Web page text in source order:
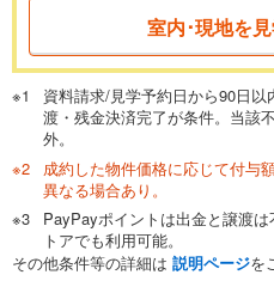
一般的には最長35年まで借り
が完済時の年齢は80歳までを
閉じる
頭金
0万円
自己資金から住宅購入にかけ
い。一般的には物件価格の2
閉じる
ボーナス
室内･現地を
資料請求/見学予約日から90日
渡・残金決済完了が条件。当該
外。
成約した物件価格に応じて付与
異なる場合あり。
PayPayポイントは出金と譲渡
トアでも利用可能。
その他条件等の詳細は 説明ページを